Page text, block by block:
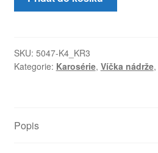
kryt
Xsara
Picasso
SKU: 5047-K4_KR3
Kategorie: Karosérie, Víčka nádrže,
Popis